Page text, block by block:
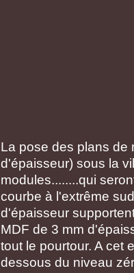
La pose des plans de
d'épaisseur) sous la
modules........qui
courbe à l'extrême
d'épaisseur
MDF de 3 mm
tout le pourtour. A cet
dessous du niveau